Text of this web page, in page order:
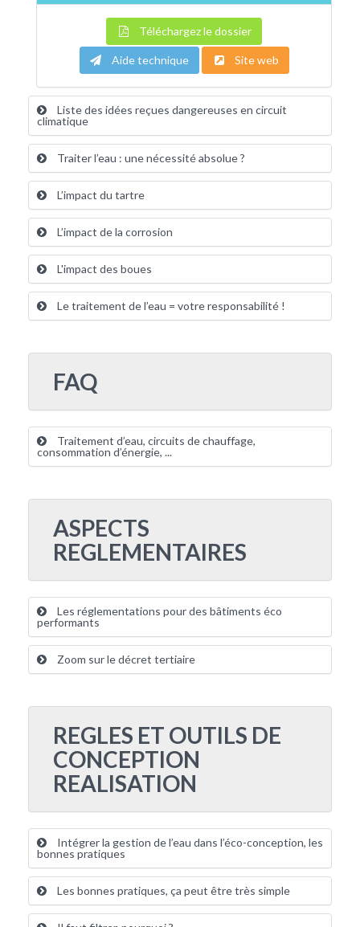
Téléchargez le dossier
Aide technique Site web
Liste des idées reçues dangereuses en circuit
climatique
Traiter l’eau : une nécessité absolue ?
L’impact du tartre
L’impact de la corrosion
L'impact des boues
Le traitement de l’eau = votre responsabilité !
FAQ
Traitement d’eau, circuits de chauffage,
consommation d’énergie, ...
ASPECTS
REGLEMENTAIRES
Les réglementations pour des bâtiments éco
performants
Zoom sur le décret tertiaire
REGLES ET OUTILS DE
CONCEPTION
REALISATION
Intégrer la gestion de l’eau dans l’éco-conception, les
bonnes pratiques
Les bonnes pratiques, ça peut être très simple